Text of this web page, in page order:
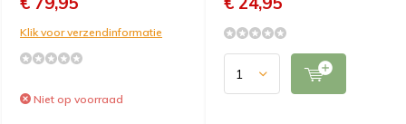
Klik voor verzendinformatie
Niet op voorraad